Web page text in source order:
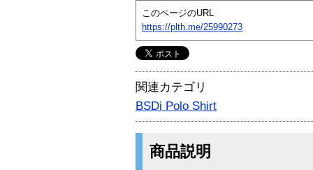
このページのURL
https://plth.me/25990273
関連カテゴリ
BSDi Polo Shirt
商品説明